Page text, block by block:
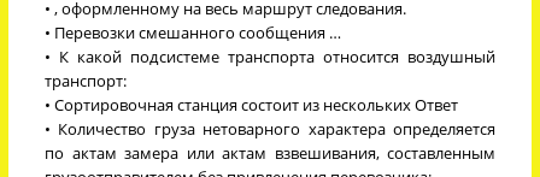
• , оформленному на весь маршрут следования.
• Перевозки смешанного сообщения …
• К какой подсистеме транспорта относится воздушный
транспорт:
• Сортировочная станция состоит из нескольких Ответ
• Количество груза нетоварного характера определяется
по актам замера или актам взвешивания, составленным